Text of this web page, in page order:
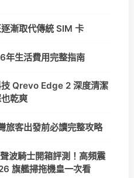
漸取代傳統 SIM 卡
年生活費用完整指南
Qrevo Edge 2 深度清潔
乾爽
旅客出發前必讀完整攻略
波騎士開箱評測！高頻震
旗艦掃拖機皇一次看